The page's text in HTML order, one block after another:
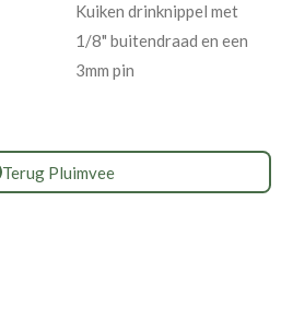
Kuiken drinknippel met
1/8" buitendraad en een
3mm pin
Terug Pluimvee